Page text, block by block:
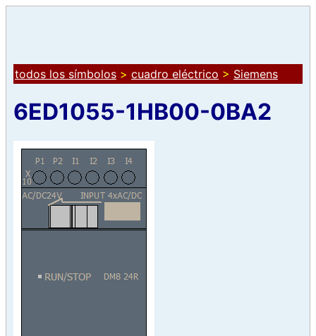
todos los símbolos > cuadro eléctrico > Siemens
6ED1055-1HB00-0BA2